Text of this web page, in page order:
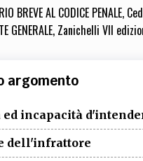
BREVE AL CODICE PENALE,
GENERALE, Zanichelli VII
argomento
incapacità
dell'infrattore